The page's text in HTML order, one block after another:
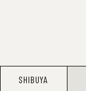
SHIBUYA